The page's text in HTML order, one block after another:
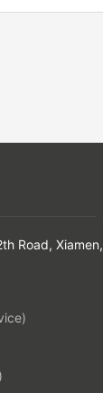
Road, Xiamen,